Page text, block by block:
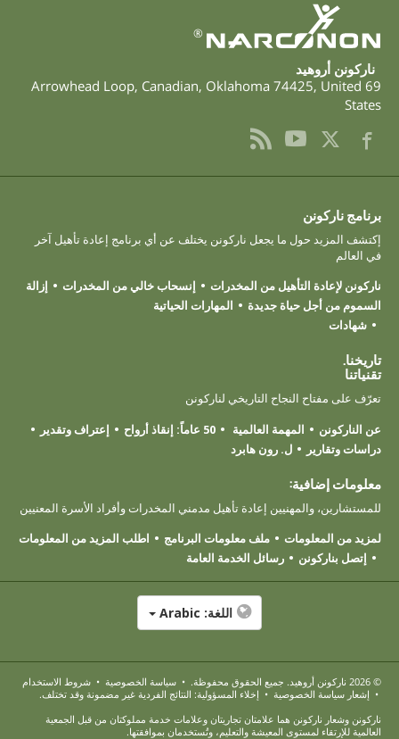
®
ناركونن أروهيد
69 Arrowhead Loop
, Canadian, Oklahoma 74425, United
States
برنامج ناركونن
إكتشف المزيد حول ما يجعل ناركونن يختلف عن أي برنامج إعادة تأهيل آخر
في العالم
ناركونن لإعادة التأهيل من المخدرات
إنسحاب خالي من المخدرات
إزالة
السموم من أجل حياة جديدة
المهارات الحياتية
شهادات
تاريخنا.
تقنياتنا
تعرّف على مفتاح النجاح التاريخي لناركونن
عن الناركونن
المهمة العالمية 50 عاماً: إنقاذ أرواح
إعتراف وتقدير
دراسات وتقارير
ل. رون هابرد
معلومات إضافية:
للمستشارين، والمهنيين إعادة تأهيل مدمني المخدرات وأفراد الأسرة المعنيين
لمزيد من المعلومات
ملف معلومات البرنامج
اطلب المزيد من المعلومات
إتصل بناركونن
رسائل الخدمة العامة
اللغة:
© 2026 ناركونن أروهيد. جميع الحقوق محفوظة. • سياسة الخصوصية • شروط الاستخدام
• إشعار سياسة الخصوصية • إخلاء المسؤولية: النتائج الفردية غير مضمونة وقد تختلف.
ناركونن وشعار ناركونن هما علامتان تجاريتان وعلامات خدمة مملوكتان من قبل الجمعية
العالمية للإرتقاء لمستوى المعيشة والتعليم، وتُستخدمان بموافقتها.